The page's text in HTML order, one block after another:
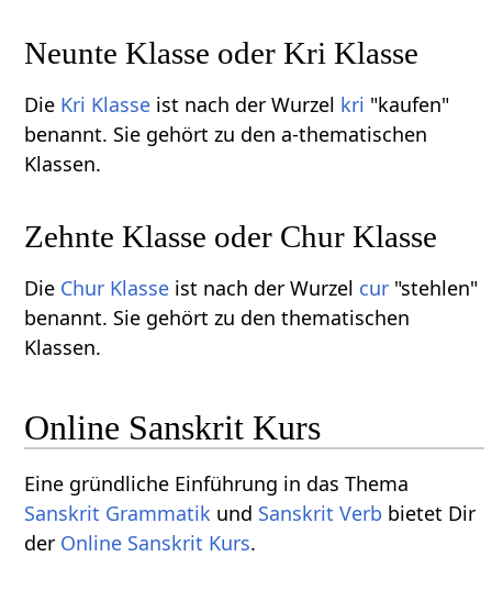
Neunte Klasse oder Kri Klasse
Die Kri Klasse ist nach der Wurzel kri "kaufen"
benannt. Sie gehört zu den a-thematischen
Klassen.
Zehnte Klasse oder Chur Klasse
Die Chur Klasse ist nach der Wurzel cur "stehlen"
benannt. Sie gehört zu den thematischen
Klassen.
Online Sanskrit Kurs
Eine gründliche Einführung in das Thema
Sanskrit Grammatik und Sanskrit Verb bietet Dir
der Online Sanskrit Kurs.